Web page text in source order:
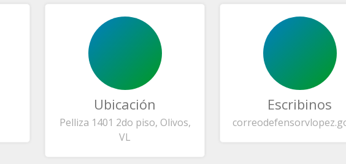
Ubicación
Pelliza 1401 2do piso, Olivos,
VL
Escribinos
correo